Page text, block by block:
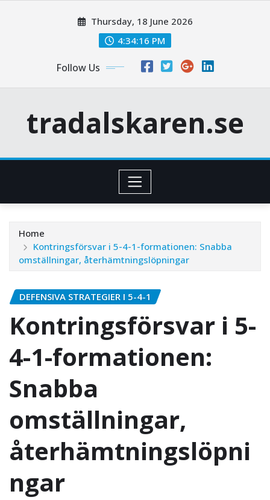
Thursday, 18 June 2026
4:34:17 PM
Follow Us
tradalskaren.se
Home
Kontringsförsvar i 5-4-1-formationen: Snabba
omställningar, återhämtningslöpningar
DEFENSIVA STRATEGIER I 5-4-1
Kontringsförsvar i 5-
4-1-formationen:
Snabba
omställningar,
återhämtningslöpni
ngar